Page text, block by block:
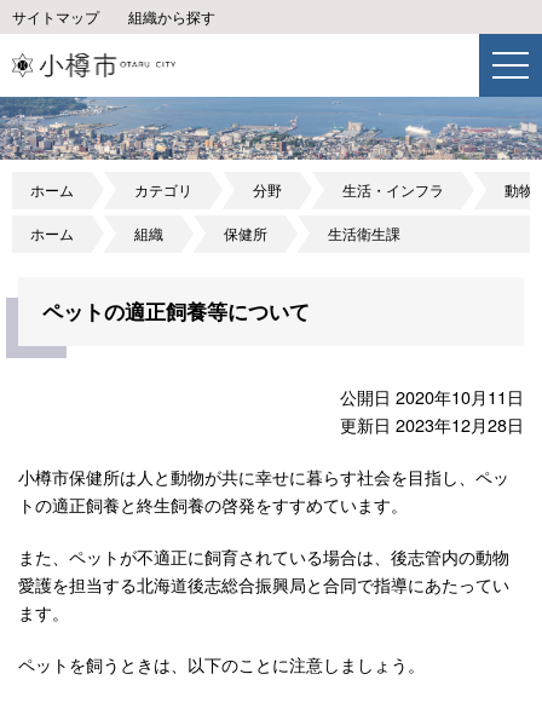
サイトマップ 組織から探す
ホーム カテゴリ 分野 生活・インフラ 動物
ホーム 組織 保健所 生活衛生課
ペットの適正飼養等について
公開日 2020年10月11日
更新日 2023年12月28日
小樽市保健所は人と動物が共に幸せに暮らす社会を目指し、ペッ
トの適正飼養と終生飼養の啓発をすすめています。
また、ペットが不適正に飼育されている場合は、後志管内の動物
愛護を担当する北海道後志総合振興局と合同で指導にあたってい
ます。
ペットを飼うときは、以下のことに注意しましょう。